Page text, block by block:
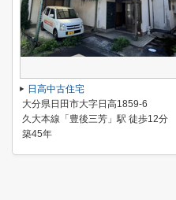
日高中古住宅
大分県日田市大字日高1859-6
久大本線「豊後三芳」駅 徒歩12分
築45年